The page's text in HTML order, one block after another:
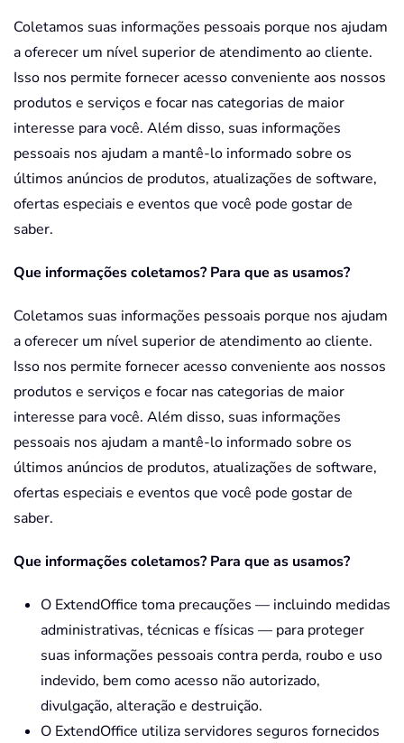
Coletamos suas informações pessoais porque nos ajudam
a oferecer um nível superior de atendimento ao cliente.
Isso nos permite fornecer acesso conveniente aos nossos
produtos e serviços e focar nas categorias de maior
interesse para você. Além disso, suas informações
pessoais nos ajudam a mantê-lo informado sobre os
últimos anúncios de produtos, atualizações de software,
ofertas especiais e eventos que você pode gostar de
saber.
Que informações coletamos? Para que as usamos?
Coletamos suas informações pessoais porque nos ajudam
a oferecer um nível superior de atendimento ao cliente.
Isso nos permite fornecer acesso conveniente aos nossos
produtos e serviços e focar nas categorias de maior
interesse para você. Além disso, suas informações
pessoais nos ajudam a mantê-lo informado sobre os
últimos anúncios de produtos, atualizações de software,
ofertas especiais e eventos que você pode gostar de
saber.
Que informações coletamos? Para que as usamos?
O ExtendOffice toma precauções — incluindo medidas
administrativas, técnicas e físicas — para proteger
suas informações pessoais contra perda, roubo e uso
indevido, bem como acesso não autorizado,
divulgação, alteração e destruição.
O ExtendOffice utiliza servidores seguros fornecidos